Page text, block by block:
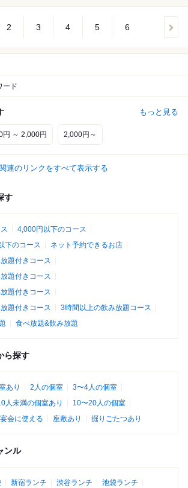
2 3 4 5 6
ード
もっと見る
円 ～ 2,000円 2,000円～
関連のリンクをすべて表示する
す
4,000円以下のコース
下のコース
ネット予約できるお店
題付きコース
題付きコース
題付きコース
題付きコース
3時間以上の飲み放題コース
食べ放題&飲み放題
ら探す
あり 2人の個室
3〜4人の個室
人未満の個室あり
10〜20人の個室
宴会に使える 座敷あり 掘りごたつあり
ンル
新宿ランチ 渋谷ランチ
池袋ランチ